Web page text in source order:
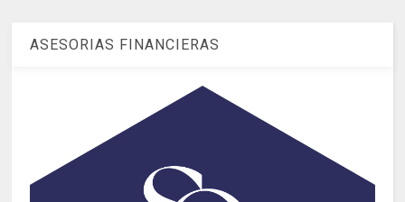
ASESORIAS FINANCIERAS